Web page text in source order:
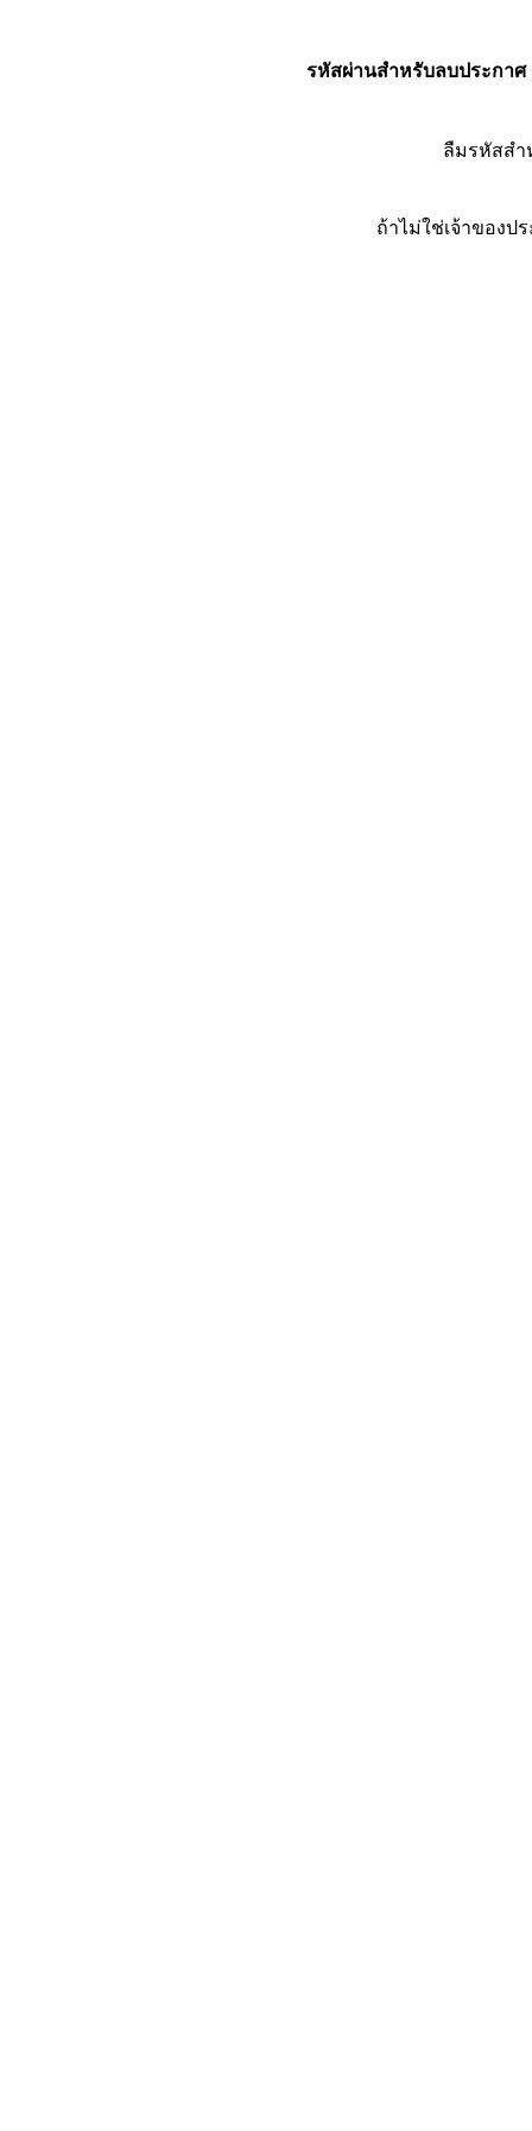
รหัสผ่านสำหรับลบประกาศ
ลืมรหัสส
ถ้าไม่ใช่เจ้าของป